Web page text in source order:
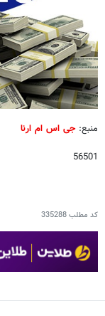
منبع:جی اس ام ارنا
56501
کد مطلب335288